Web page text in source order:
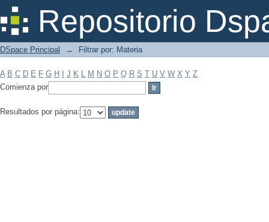
Repositorio
Filtrar por: Materia
DSpace Principal → Filtrar por: Materia
A B C D E F G H J K L M N O P Q R S T U V W X Y Z
Comienza por
Resultados por página: